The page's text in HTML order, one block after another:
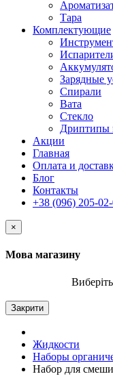
Тара
Комплектующие
Зарядные
Спирали
Вата
Стекло
Дриптипы
Акции
Главная
Оплата и
Блог
Контакты
+38 (096) 205-
×
Мова магазину
Закрити
Жидкости
Наборы
Набор для